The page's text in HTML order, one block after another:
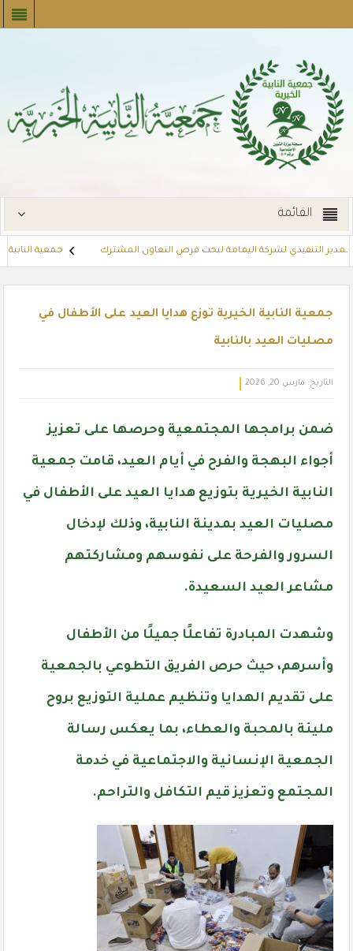
القائمة
التنفيذي لشركة اليمامة لبحث فرص التعاون المشترك جمعية النابية
جمعية النابية الخيرية توزع هدايا العيد على الأطفال في
مصليات العيد بالنابية
التاريخ: مارس 20, 2026
ضمن برامجها المجتمعية وحرصها على تعزيز
أجواء البهجة والفرح في أيام العيد، قامتجمعية
النابية الخيرية بتوزيع هدايا العيد على الأطفال في
مصليات العيد بمدينة النابية، وذلك لإدخال
السرور والفرحة على نفوسهم ومشاركتهم
مشاعر العيد السعيدة.
وشهدت المبادرة تفاعلًا جميلًا من الأطفال
وأسرهم، حيث حرص الفريق التطوعي بالجمعية
على تقديم الهدايا وتنظيم عملية التوزيع بروح
مليئة بالمحبة والعطاء، بما يعكس رسالة
الجمعية الإنسانية والاجتماعية في خدمة
المجتمع وتعزيز قيم التكافل والتراحم.